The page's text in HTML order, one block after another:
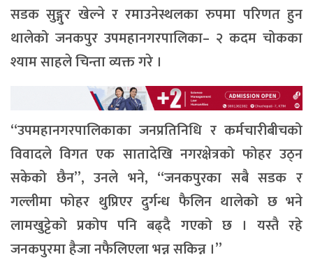
सडक सुङ्गुर खेल्ने र रमाउनेस्थलका रुपमा परिणत हुन
थालेको जनकपुर उपमहानगरपालिका– २ कदम चोकका
श्याम साहले चिन्ता व्यक्त गरे ।
“उपमहानगरपालिकाका जनप्रतिनिधि र कर्मचारीबीचको
विवादले विगत एक सातादेखि नगरक्षेत्रको फोहर उठ्न
सकेको छैन”, उनले भने, “जनकपुरका सबै सडक र
गल्लीमा फोहर थुप्रिएर दुर्गन्ध फैलिन थालेको छ भने
लामखुट्टेको प्रकोप पनि बढ्दै गएको छ । यस्तै रहे
जनकपुरमा हैजा नफैलिएला भन्न सकिन्न ।”